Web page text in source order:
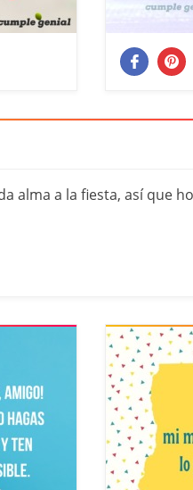
alma a la fiesta, así que